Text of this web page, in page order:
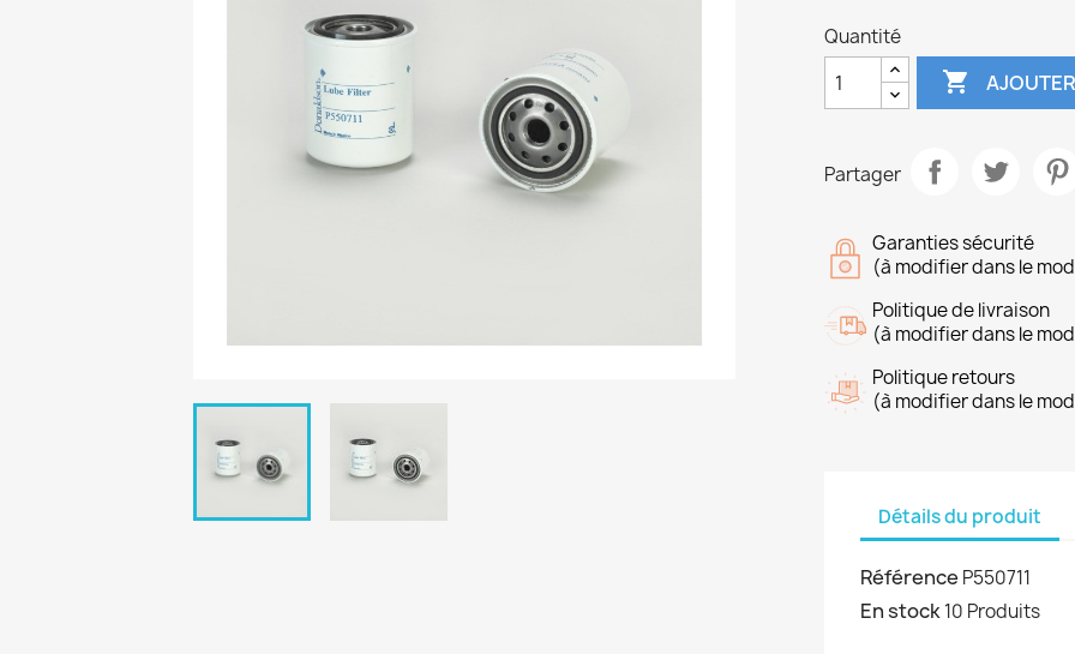
Quantité

Partager
Garanties sécurité
(à modifier dans le
Politique de livraison
(à modifier dans le
Politique retours
(à modifier dans le
Détails du produit
Référence P550711
En stock10 Produits